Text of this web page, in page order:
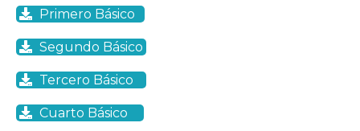
Primero Básico
Segundo Básico
Tercero Básico
Cuarto Básico